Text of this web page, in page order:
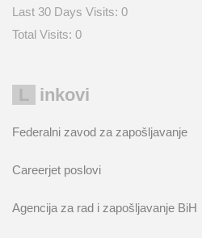
Last 30 Days Visits: 0
Total Visits: 0
Linkovi
Federalni zavod za zapošljavanje
Careerjet poslovi
Agencija za rad i zapošljavanje BiH